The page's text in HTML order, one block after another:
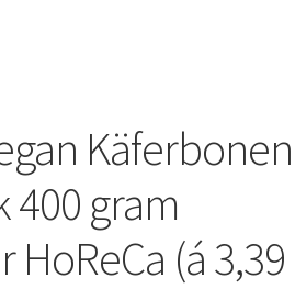
Käferbonen
400 gram
HoReCa (á 3,39